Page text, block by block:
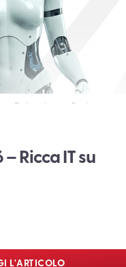
Ricca IT su
L'ARTICOLO